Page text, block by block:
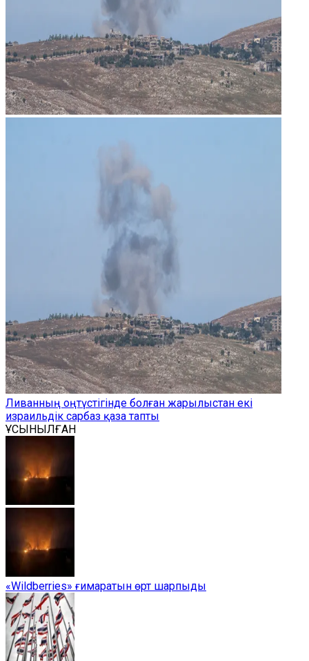
Ливанның оңтүстігінде болған жарылыстан екі
израильдік сарбаз қаза тапты
ҰСЫНЫЛҒАН
«Wildberries» ғимаратын өрт шарпыды